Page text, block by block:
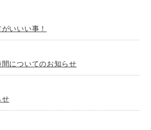
いいい事！
についてのお知らせ
せ